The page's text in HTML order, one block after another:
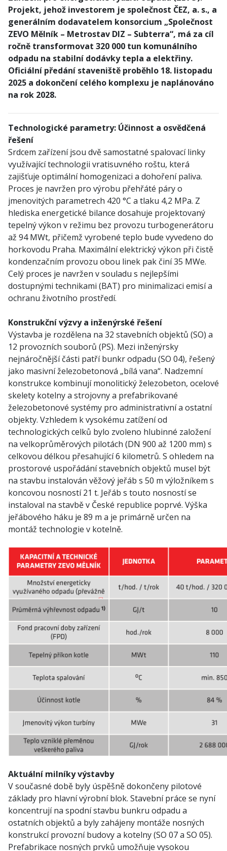
Projekt, jehož investorem je společnost ČEZ, a. s., a
generálním dodavatelem konsorcium „Společnost
ZEVO Mělník – Metrostav DIZ – Subterra“, má za cíl
ročně transformovat 320 000 tun komunálního
odpadu na stabilní dodávky tepla a elektřiny.
Oficiální předání staveniště proběhlo 18. listopadu
2025 a dokončení celého komplexu je naplánováno
na rok 2028.
Technologické parametry: Účinnost a osvědčená
řešení
Srdcem zařízení jsou dvě samostatné spalovací linky
využívající technologii vratisuvného roštu, která
zajišťuje optimální homogenizaci a dohoření paliva.
Proces je navržen pro výrobu přehřáté páry o
jmenovitých parametrech 420 °C a tlaku 4,2 MPa. Z
hlediska energetické bilance dosahuje projektovaný
tepelný výkon v režimu bez provozu turbogenerátoru
až 94 MWt, přičemž vyrobené teplo bude vyvedeno do
horkovodu Praha. Maximální elektrický výkon při čistě
kondenzačním provozu obou linek pak činí 35 MWe.
Celý proces je navržen v souladu s nejlepšími
dostupnými technikami (BAT) pro minimalizaci emisí a
ochranu životního prostředí.
Konstrukční výzvy a inženýrské řešení
Výstavba je rozdělena na 32 stavebních objektů (SO) a
12 provozních souborů (PS). Mezi inženýrsky
nejnáročnější části patří bunkr odpadu (SO 04), řešený
jako masivní železobetonová „bílá vana“. Nadzemní
konstrukce kombinují monolitický železobeton, ocelové
skelety kotelny a strojovny a prefabrikované
železobetonové systémy pro administrativní a ostatní
objekty. Vzhledem k vysokému zatížení od
technologických celků bylo zvoleno hlubinné založení
na velkoprůměrových pilotách (DN 900 až 1200 mm) s
celkovou délkou přesahující 6 kilometrů. S ohledem na
prostorové uspořádání stavebních objektů musel být
na stavbu instalován věžový jeřáb s 50 m výložníkem s
koncovou nosností 21 t. Jeřáb s touto nosností se
instaloval na stavbě v České republice poprvé. Výška
jeřábového háku je 89 m a je primárně určen na
montáž technologie v kotelně.
Aktuální milníky výstavby
V současné době byly úspěšně dokončeny pilotové
základy pro hlavní výrobní blok. Stavební práce se nyní
koncentrují na spodní stavbu bunkru odpadu a
ostatních objektů a byly zahájeny montáže nosných
konstrukcí provozní budovy a kotelny (SO 07 a SO 05).
Prefabrikace nosných prvků umožňuje vysokou